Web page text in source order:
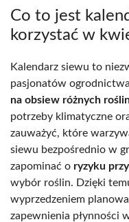
Co to jest
korzystać w
Kalendarz siewu to
pasjonatów
na obsiew różnych
potrzeby klimatyczne
zauważyć, które
siewu bezpośrednio w
zapominać o ryzyku
wybór roślin. Dzięki
wyprzedzeniem
zapewnienia płynności